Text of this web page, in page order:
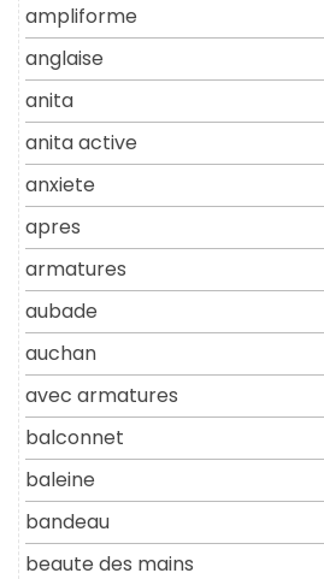
ampliforme
anglaise
anita
anita active
anxiete
apres
armatures
aubade
auchan
avec armatures
balconnet
baleine
bandeau
beaute des mains